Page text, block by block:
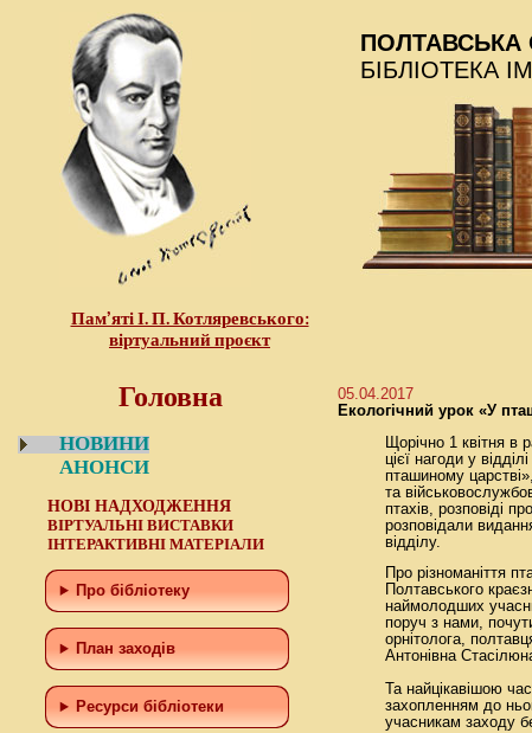
Пам’яті І. П. Котляревського:
віртуальний проєкт
ПОЛТАВСЬКА
БІБЛІОТЕКА
Головна
НОВИНИ
АНОНСИ
НОВІ НАДХОДЖЕННЯ
ВІРТУАЛЬНІ ВИСТАВКИ
ІНТЕРАКТИВНІ МАТЕРІАЛИ
Про бібліотеку
План заходів
Ресурси бібліотеки
05.04.2017
Екологічний урок «У
Щорічно 1 квітня
цієї нагоди у
пташиному
та
птахів, розповіді
розповідали
відділу.
Про різноманіття
Полтавського
наймолодших
поруч з нами,
орнітолога,
Антонівна
Та найцікавішою
захопленням до
учасникам заходу